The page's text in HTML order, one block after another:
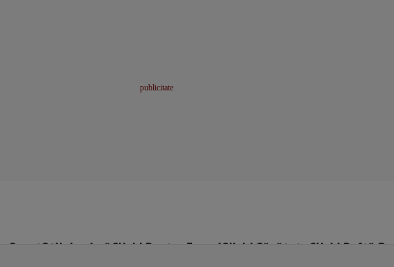
SportStil de viațăClick! Pentru FemeiClick! Sănătate Click! Poftă